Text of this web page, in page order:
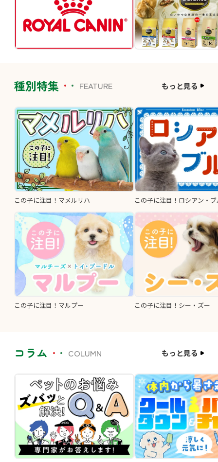
種別特集 FEATURE もっと見る
この子に注目！マメルリハ この子に注目！ロシアン・
この子に注目！マルプー この子に注目！シー・ズー
コラム COLUMN もっと見る